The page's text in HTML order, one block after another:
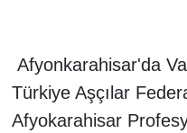
Afyonkarahisar'da
Türkiye Aşçılar
Afyokarahisar